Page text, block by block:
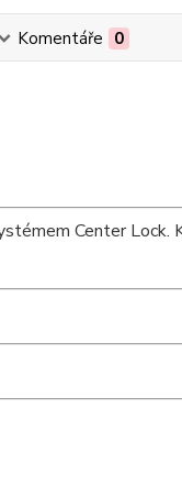
Komentáře 0
Center Lock.